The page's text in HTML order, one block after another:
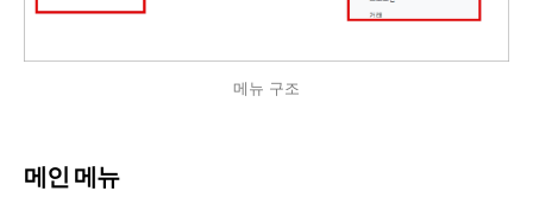
메뉴 구조
메인 메뉴